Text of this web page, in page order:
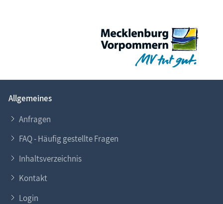
Allgemeines
Anfragen
FAQ - Häufig gestellte Fragen
Inhaltsverzeichnis
Kontakt
Login